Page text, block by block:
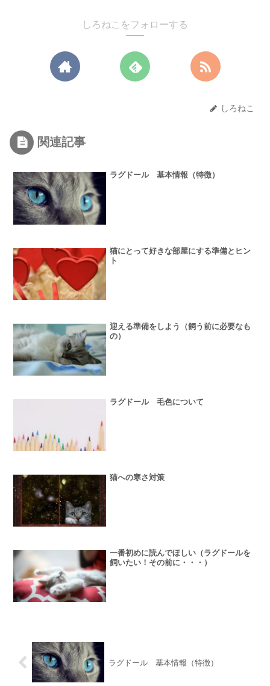
しろねこをフォローする
しろねこ
関連記事
ラグドール 基本情報（特徴）
猫にとって好きな部屋にする準備とヒン
ト
迎える準備をしよう（飼う前に必要なも
の）
ラグドール 毛色について
猫への寒さ対策
一番初めに読んでほしい（ラグドールを
飼いたい！その前に・・・）
ラグドール 基本情報（特徴）